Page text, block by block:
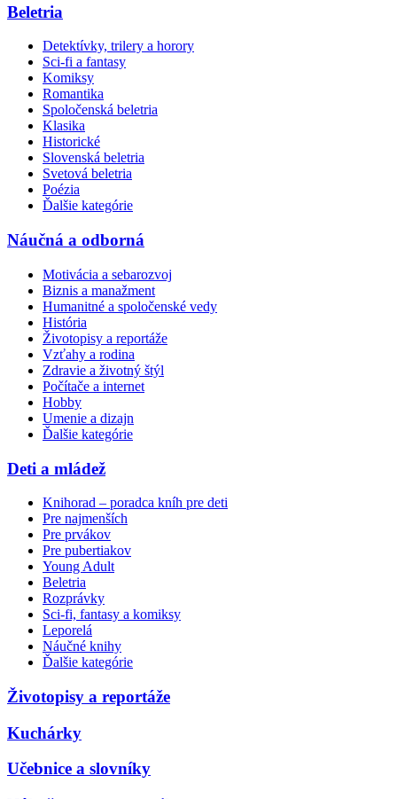
Beletria
Detektívky, trilery a horory
Sci-fi a fantasy
Komiksy
Romantika
Spoločenská beletria
Klasika
Historické
Slovenská beletria
Svetová beletria
Poézia
Ďalšie kategórie
Náučná a odborná
Motivácia a sebarozvoj
Biznis a manažment
Humanitné a spoločenské vedy
História
Životopisy a reportáže
Vzťahy a rodina
Zdravie a životný štýl
Počítače a internet
Hobby
Umenie a dizajn
Ďalšie kategórie
Deti a mládež
Knihorad – poradca kníh pre deti
Pre najmenších
Pre prvákov
Pre pubertiakov
Young Adult
Beletria
Rozprávky
Sci-fi, fantasy a komiksy
Leporelá
Náučné knihy
Ďalšie kategórie
Životopisy a reportáže
Kuchárky
Učebnice a slovníky